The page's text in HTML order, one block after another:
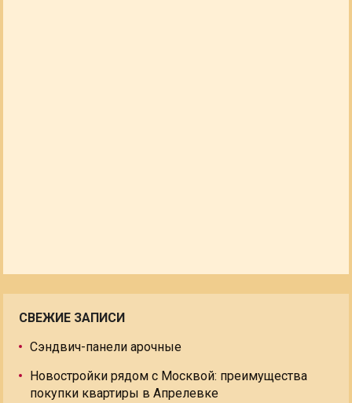
СВЕЖИЕ ЗАПИСИ
Сэндвич-панели арочные
Новостройки рядом с Москвой: преимущества
покупки квартиры в Апрелевке